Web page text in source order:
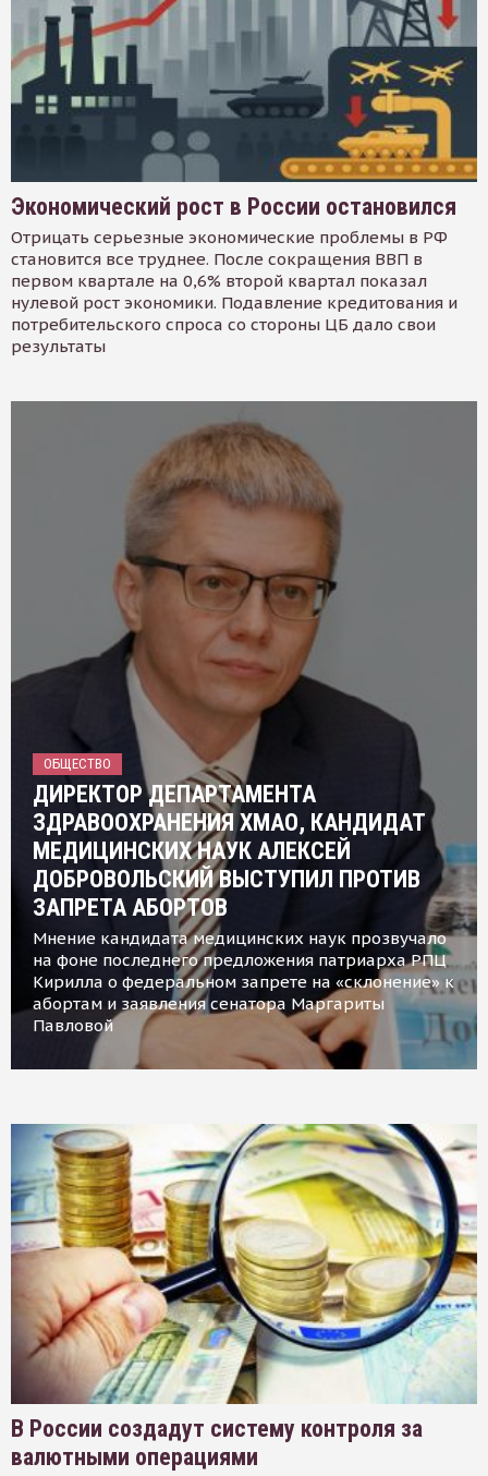
Экономический рост в России остановился
Отрицать серьезные экономические проблемы в РФ
становится все труднее. После сокращения ВВП в
первом квартале на 0,6% второй квартал показал
нулевой рост экономики. Подавление кредитования и
потребительского спроса со стороны ЦБ дало свои
результаты
ОБЩЕСТВО
ДИРЕКТОР ДЕПАРТАМЕНТА
ЗДРАВООХРАНЕНИЯ ХМАО, КАНДИДАТ
МЕДИЦИНСКИХ НАУК АЛЕКСЕЙ
ДОБРОВОЛЬСКИЙ ВЫСТУПИЛ ПРОТИВ
ЗАПРЕТА АБОРТОВ
Мнение кандидата медицинских наук прозвучало
на фоне последнего предложения патриарха РПЦ
Кирилла о федеральном запрете на «склонение» к
абортам и заявления сенатора Маргариты
Павловой
В России создадут систему контроля за
валютными операциями